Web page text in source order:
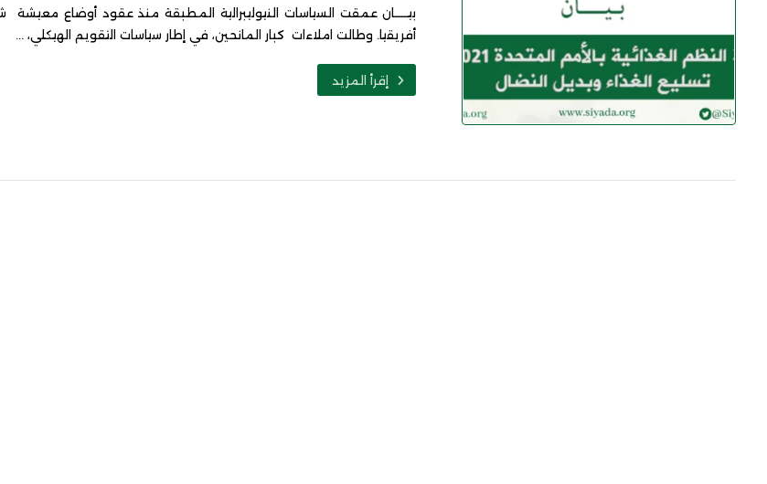
بيـــــان عمقت السياسات النيوليبرالية المطبقة منذ عقود أوضاع معيشة
أفريقيا. وطالت املاءات كبار المانحين، في إطار سياسات التقويم الهيكلي، ...
إقرأ المزيد